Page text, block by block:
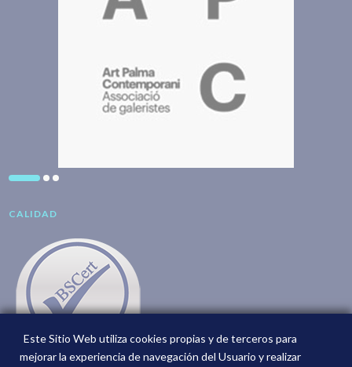
CALIDAD
Este Sitio Web utiliza cookies propias y de terceros para
mejorar la experiencia de navegación del Usuario y realizar